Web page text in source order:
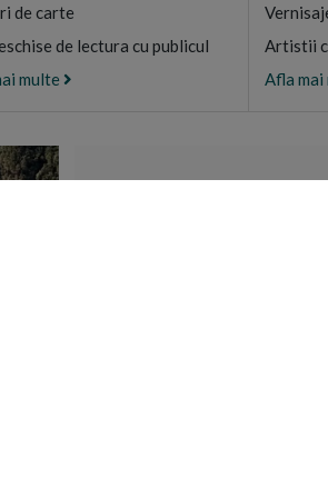
de carte
de lectura cu publicul
multe
Artistii
Afla mai